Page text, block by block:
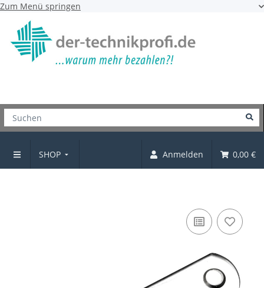
Zum Menü springen
SHOP Anmelden 0,00 €
Verbindungsblech